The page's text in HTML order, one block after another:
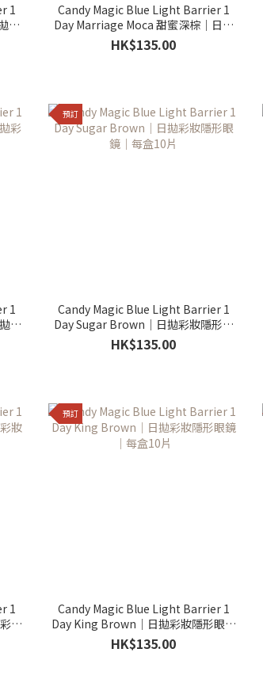
1
彩
Candy Magic Blue Light Barrier 1
Day Marriage Moca 甜蜜深棕｜日拋
彩妝隱形眼鏡｜每盒10片
HK$135.00
1
彩
預訂
Candy Magic Blue Light Barrier 1
Day Sugar Brown｜日拋彩妝隱形眼
鏡｜每盒10片
HK$135.00
1
妝
預訂
Candy Magic Blue Light Barrier 1
Day King Brown｜日拋彩妝隱形眼鏡
｜每盒10片
HK$135.00